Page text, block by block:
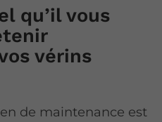
qu’il vous
vérins
de maintenance est